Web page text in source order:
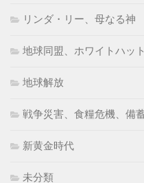
リンダ・リー、母なる神
地球同盟、ホワイトハット
地球解放
戦争災害、食糧危機、備
新黄金時代
未分類